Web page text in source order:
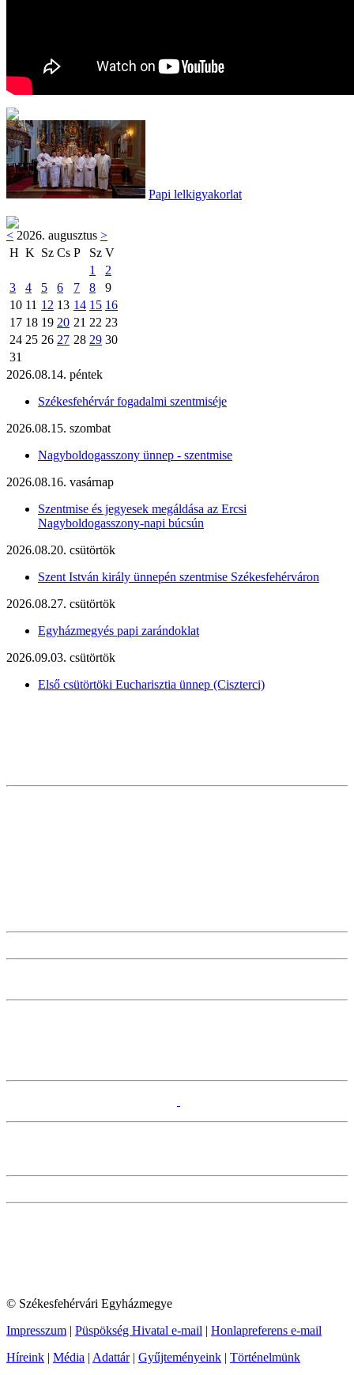
Papi lelkigyakorlat
< 2026. augusztus >
H K Sz Cs P Sz V
1
2
3
4 5 6 7 8
9
10 11 12 13 14 15 16
17 18 19 20 21 22 23
24 25 26 27 28 29 30
31
2026.08.14. péntek
Székesfehérvár fogadalmi szentmiséje
2026.08.15. szombat
Nagyboldogasszony ünnep - szentmise
2026.08.16. vasárnap
Szentmise és jegyesek megáldása az Ercsi
Nagyboldogasszony-napi búcsún
2026.08.20. csütörtök
Szent István király ünnepén szentmise Székesfehérváron
2026.08.27. csütörtök
Egyházmegyés papi zarándoklat
2026.09.03. csütörtök
Első csütörtöki Eucharisztia ünnep (Ciszterci)
© Székesfehérvári Egyházmegye
Impresszum | Püspökség Hivatal e-mail | Honlapreferens e-mail
Híreink | Média | Adattár| Gyűjteményeink | Történelmünk